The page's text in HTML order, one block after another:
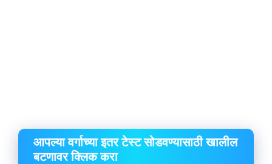
आपल्या वर्गाच्या इतर टेस्ट सोडवण्यासाठी खालील
बटणावर क्लिक करा